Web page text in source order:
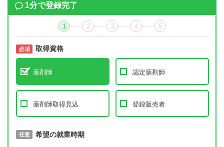
1分で登録完了
1 2 3 4 5
必須 取得資格
薬剤師 認定薬剤師
薬剤師取得見込 登録販売者
必須 取得予定年
任意 希望の就業時期